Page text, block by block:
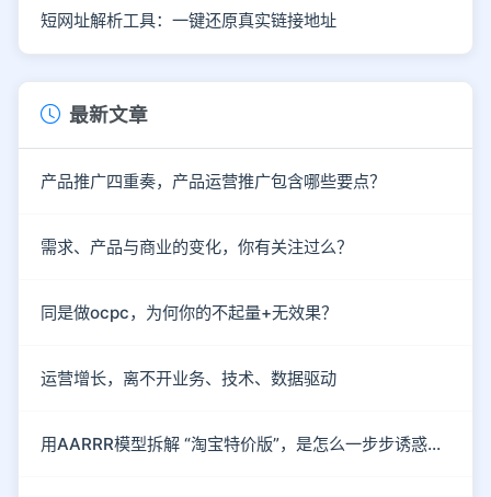
短网址解析工具：一键还原真实链接地址
最新文章
产品推广四重奏，产品运营推广包含哪些要点？
需求、产品与商业的变化，你有关注过么？
同是做ocpc，为何你的不起量+无效果？
运营增长，离不开业务、技术、数据驱动
用AARRR模型拆解 “淘宝特价版”，是怎么一步步诱惑你下单的？